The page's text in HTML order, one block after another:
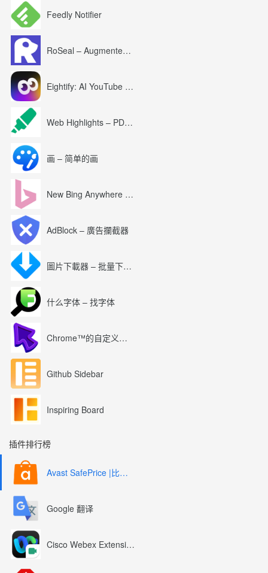
Feedly Notifier
RoSeal – Augmented Roblox Experience
Eightify: AI YouTube Summary with ChatGPT
Web Highlights – PDF & Web Highlighter
画 – 简单的画
New Bing Anywhere (Bing Chat GPT-4)
AdBlock – 廣告攔截器
圖片下載器 – 批量下載圖片
什么字体 – 找字体
Chrome™的自定义光标
Github Sidebar
Inspiring Board
插件排行榜
Avast SafePrice |比较、交易、优惠券
Google 翻译
Cisco Webex Extension